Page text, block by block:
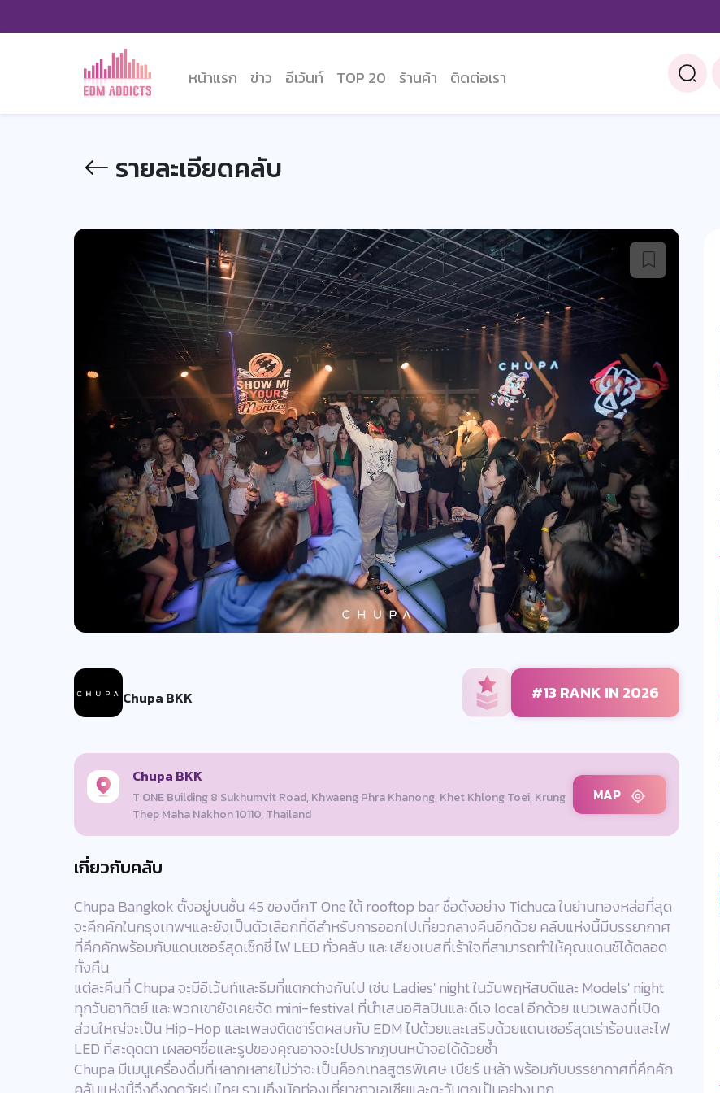
หน้าแรก ข่าว อีเว้นท์ TOP 20 ร้านค้า ติดต่อเรา
รายละเอียดคลับ
Chupa BKK #13 RANK IN 2026
Chupa BKK
T ONE Building 8 Sukhumvit Road, Khwaeng Phra Khanong, Khet Khlong Toei, Krung
Thep Maha Nakhon 10110, Thailand
MAP
เกี่ยวกับคลับ
Chupa Bangkok ตั้งอยู่บนชั้น 45 ของตึกT One ใต้ rooftop bar ชื่อดังอย่าง Tichuca ในย่านทองหล่อที่สุด
จะคึกคักในกรุงเทพฯและยังเป็นตัวเลือกที่ดีสำหรับการออกไปเที่ยวกลางคืนอีกด้วย คลับแห่งนี้มีบรรยากาศ
ที่คึกคักพร้อมกับแดนเซอร์สุดเซ็กซี่ ไฟ LED ทั่วคลับ และเสียงเบสที่เร้าใจที่สามารถทำให้คุณแดนซ์ได้ตลอด
ทั้งคืน
แต่ละคืนที่ Chupa จะมีอีเว้นท์และธีมที่แตกต่างกันไป เช่น Ladies' night ในวันพฤหัสบดีและ Models' night
ทุกวันอาทิตย์ และพวกเขายังเคยจัด mini-festival ที่นำเสนอศิลปินและดีเจ local อีกด้วย แนวเพลงที่เปิด
ส่วนใหญ่จะเป็น Hip-Hop และเพลงติดชาร์ตผสมกับ EDM ไปด้วยและเสริมด้วยแดนเซอร์สุดเร่าร้อนและไฟ
LED ที่สะดุดตา เผลอๆชื่อและรูปของคุณอาจจะไปปรากฏบนหน้าจอได้ด้วยซ้ำ
Chupa มีเมนูเครื่องดื่มที่หลากหลายไม่ว่าจะเป็นค็อกเทลสูตรพิเศษ เบียร์ เหล้า พร้อมกับบรรยากาศที่คึกคัก